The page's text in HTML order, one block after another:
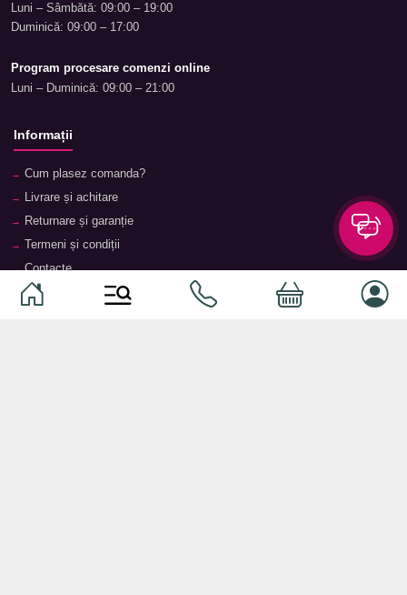
Luni – Sâmbătă: 09:00 – 19:00
Duminică: 09:00 – 17:00
Program procesare comenzi online
Luni – Duminică: 09:00 – 21:00
Informații
Cum plasez comanda?
Livrare și achitare
Returnare și garanție
Termeni și condiții
Contacte
Magazine